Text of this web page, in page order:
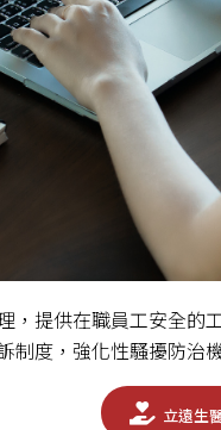
，提供在職員工安全
制度，強化性騷擾防治
立遠生